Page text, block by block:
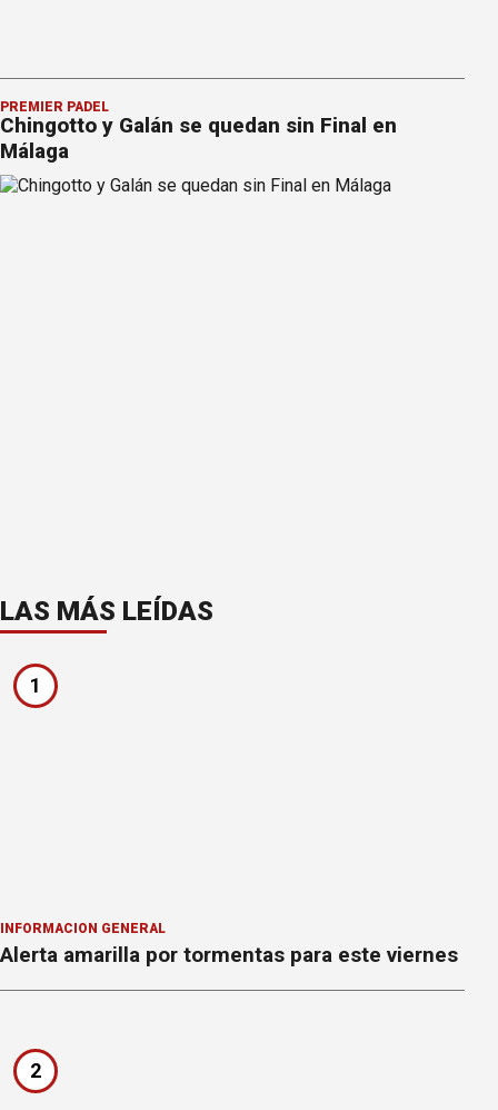
PREMIER PÁDEL
Chingotto y Galán se quedan sin Final en
Málaga
LAS MÁS LEÍDAS
1
INFORMACION GENERAL
Alerta amarilla por tormentas para este viernes
2